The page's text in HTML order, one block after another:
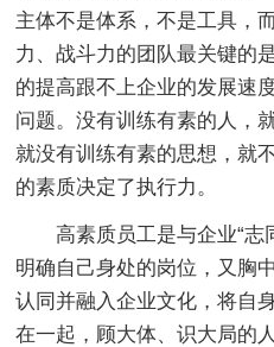
主体不是体系，不是工具，
力、战斗力的团队最关键的
的提高跟不上企业的发展速
问题。没有训练有素的人，
就没有训练有素的思想，就
的素质决定了执行力。
高素质员工是与企业“志
明确自己身处的岗位，又胸
认同并融入企业文化，将自
在一起，顾大体、识大局的人